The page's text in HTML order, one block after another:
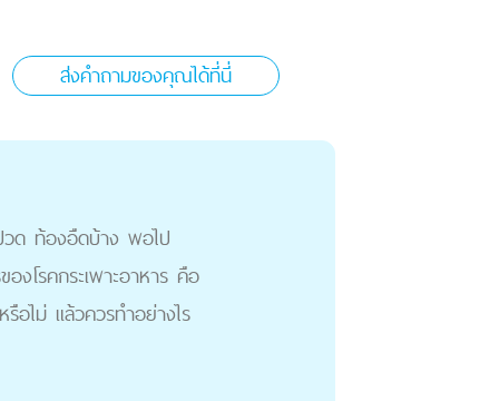
ส่งคำถามของคุณได้ที่นี่
วด ท้องอืดบ้าง พอไป
งโรคกระเพาะอาหาร คือ
อไม่ แล้วควรทำอย่างไร